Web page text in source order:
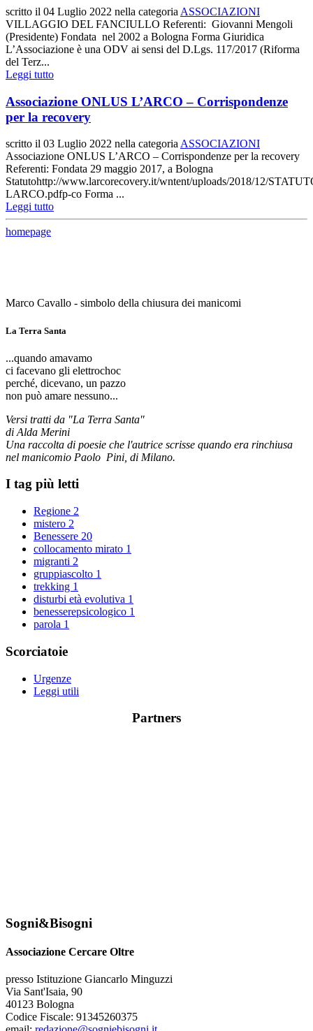
scritto il 04 Luglio 2022 nella categoria ASSOCIAZIONI
VILLAGGIO DEL FANCIULLO Referenti: Giovanni Mengoli
(Presidente) Fondata nel 2002 a Bologna Forma Giuridica
L’Associazione è una ODV ai sensi del D.Lgs. 117/2017 (Riforma
del Terz...
Leggi tutto
Associazione ONLUS L’ARCO – Corrispondenze
per la recovery
scritto il 03 Luglio 2022 nella categoria ASSOCIAZIONI
Associazione ONLUS L’ARCO – Corrispondenze per la recovery
Referenti: Fondata 29 maggio 2017, a Bologna
Statutohttp://www.larcorecovery.it/wntent/uploads/2018/12/
LARCO.pdfp-co Forma ...
Leggi tutto
homepage
Marco Cavallo - simbolo della chiusura dei manicomi
La Terra Santa
...quando amavamo
ci facevano gli elettrochoc
perché, dicevano, un pazzo
non può amare nessuno...
Versi tratti da "La Terra Santa"
di Alda Merini
Una raccolta di poesie che l'autrice scrisse quando era rinchiusa
nel manicomio Paolo Pini, di Milano.
I tag più letti
Regione 2
mistero 2
Benessere 20
collocamento mirato 1
migranti 2
gruppiascolto 1
trekking 1
disturbi età evolutiva 1
benesserepsicologico 1
parola 1
Scorciatoie
Urgenze
Leggi utili
Partners
Sogni&Bisogni
Associazione Cercare Oltre
presso Istituzione Giancarlo Minguzzi
Via Sant'Isaia, 90
40123 Bologna
Codice Fiscale: 91345260375